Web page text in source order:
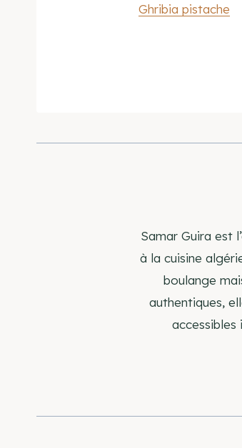
Ghribia pistache
Samar Guira est
à la cuisine
boulange
authentiques,
accessibles